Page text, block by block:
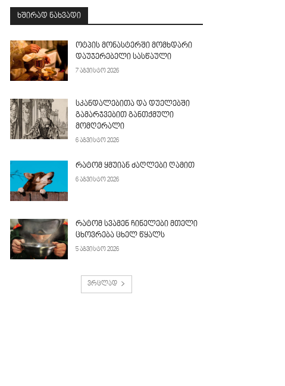
ᲮᲨᲘᲠᲐᲓ ᲜᲐᲮᲕᲐᲓᲘ
ოტპის მონასტერში მომხდარი
დაუჯერებელი სასწაული
7 აგვისტო 2026
სკანდალებითა და დუელებში
გამარჯვებით განთქმული
მომღერალი
6 აგვისტო 2026
რატომ ყმუიან ძაღლები ღამით
6 აგვისტო 2026
რატომ სვამენ ჩინელები მთელი
ცხოვრება ცხელ წყალს
5 აგვისტო 2026
ვრცლად